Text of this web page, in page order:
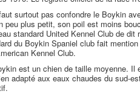
surtout pas confondre le Boykin
peu plus petit, son poil est moins
standard United Kennel Club de
du Boykin Spaniel club fait
Kennel Club.
est un chien de taille moyenne. Il
adapté aux eaux chaudes du sud-